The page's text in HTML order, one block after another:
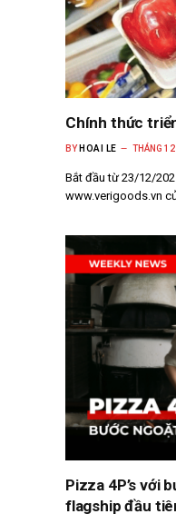
Chính thức
BY HOAI LE THÁNG
Bắt đầu từ 23/12/
www.verigoods.vn
Pizza 4P’s với
flagship đầu